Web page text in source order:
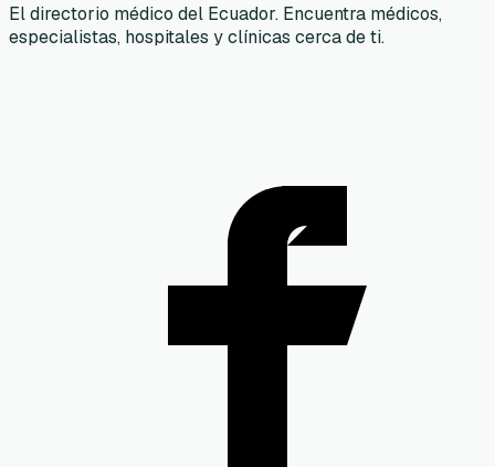
El directorio médico del Ecuador. Encuentra médicos,
especialistas, hospitales y clínicas cerca de ti.